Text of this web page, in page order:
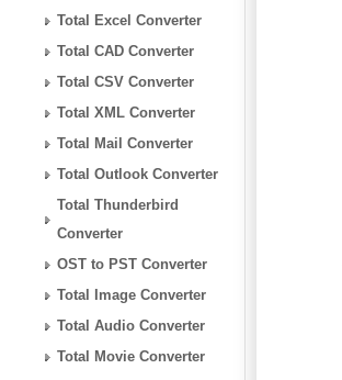
Total Excel Converter
Total CAD Converter
Total CSV Converter
Total XML Converter
Total Mail Converter
Total Outlook Converter
Total Thunderbird
Converter
OST to PST Converter
Total Image Converter
Total Audio Converter
Total Movie Converter